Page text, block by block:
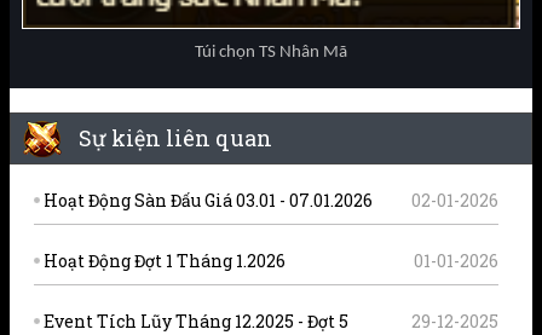
Túi chọn TS Nhân Mã
Sự kiện liên quan
Hoạt Động Sàn Đấu Giá 03.01 - 07.01.2026 02-01-2026
Hoạt Động Đợt 1 Tháng 1.2026 01-01-2026
Event Tích Lũy Tháng 12.2025 - Đợt 5 29-12-2025